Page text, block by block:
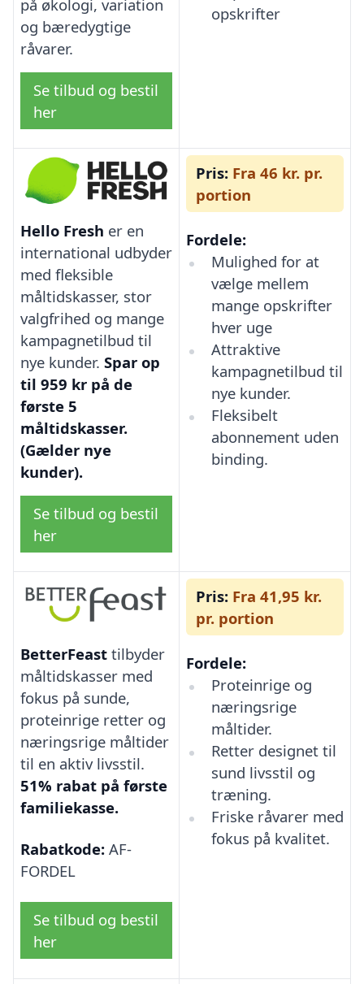
på økologi, variation
og bæredygtige
råvarer.
Se tilbud og bestil
her
opskrifter
Hello Fresh er en
international udbyder
med fleksible
måltidskasser, stor
valgfrihed og mange
kampagnetilbud til
nye kunder. Spar op
til 959 kr på de
første 5
måltidskasser.
(Gælder nye
kunder).
Se tilbud og bestil
her
Pris: Fra 46 kr. pr.
portion
Fordele:
Mulighed for at
vælge mellem
mange opskrifter
hver uge
Attraktive
kampagnetilbud til
nye kunder.
Fleksibelt
abonnement uden
binding.
BetterFeast tilbyder
måltidskasser med
fokus på sunde,
proteinrige retter og
næringsrige måltider
til en aktiv livsstil.
51% rabat på første
familiekasse.
Rabatkode: AF-
FORDEL
Se tilbud og bestil
her
Pris: Fra 41,95 kr.
pr. portion
Fordele:
Proteinrige og
næringsrige
måltider.
Retter designet til
sund livsstil og
træning.
Friske råvarer med
fokus på kvalitet.